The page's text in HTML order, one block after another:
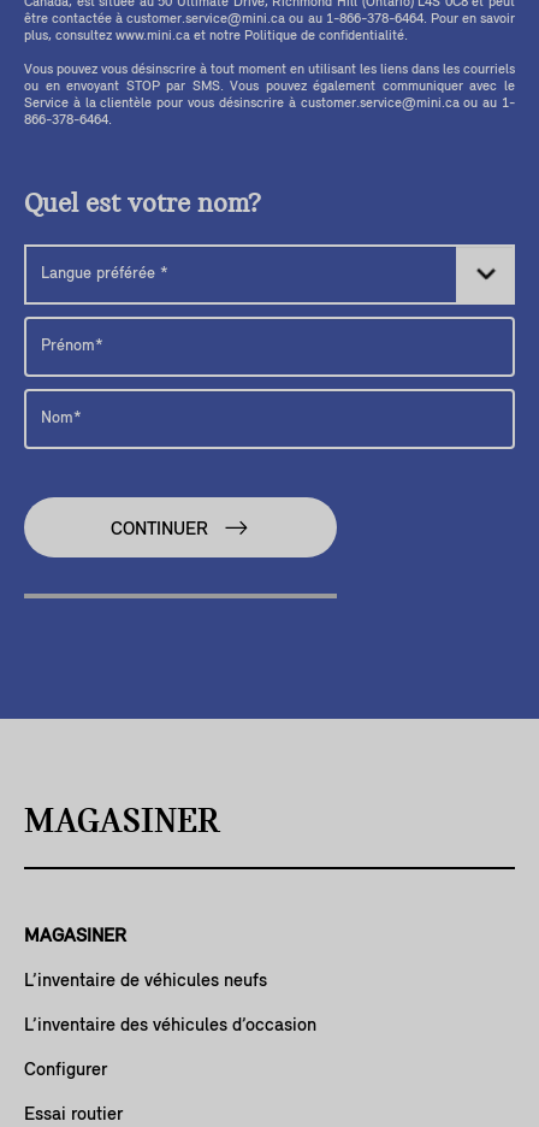
être contactée à customer.service@mini.ca ou au 1-866-378-6464. Pour en savoir
plus, consultez www.mini.ca et notre Politique de confidentialité.
Vous pouvez vous désinscrire à tout moment en utilisant les liens dans les courriels
ou en envoyant STOP par SMS. Vous pouvez également communiquer avec le
Service à la clientèle pour vous désinscrire à customer.service@mini.ca ou au 1-
866-378-6464.
Quel est votre nom?
CONTINUER
MAGASINER
MAGASINER
L’inventaire de véhicules neufs
L’inventaire des véhicules d’occasion
Configurer
Essai routier